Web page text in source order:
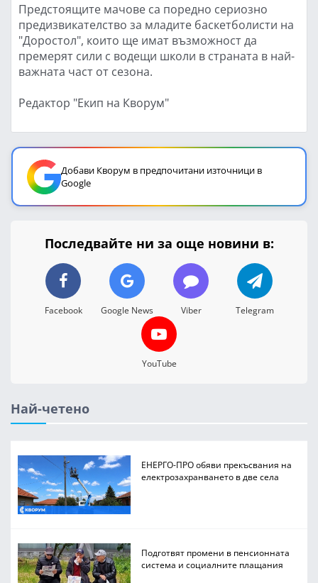
Предстоящите мачове са поредно сериозно
предизвикателство за младите баскетболисти на
"Доростол", които ще имат възможност да
премерят сили с водещи школи в страната в най-
важната част от сезона.
Редактор "Екип на Кворум"
Добави Кворум в предпочитани източници в
Google
Последвайте ни за още новини в:
Facebook Google News Viber Telegram
YouTube
Най-четено
ЕНЕРГО-ПРО обяви прекъсвания на
електрозахранването в две села
Подготвят промени в пенсионната
система и социалните плащания